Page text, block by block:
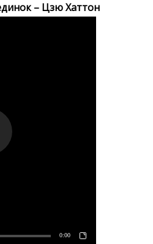
– Цзю Хаттон
0:00